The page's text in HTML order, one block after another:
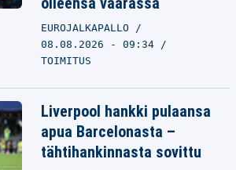
EUROJALKAPALLO
08.08.2026 - 09:34
TOIMITUS
Liverpool hankki pulaansa
apua Barcelonasta –
tähtihankinnasta sovittu